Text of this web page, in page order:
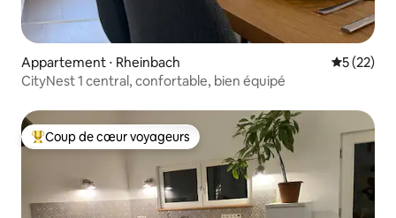
Appartement ⋅ Rheinbach
5 (22)
CityNest 1 central, confortable, bien équipé
Coups de cœur voyageurs les plus appréciés
Coup de cœur voyageurs